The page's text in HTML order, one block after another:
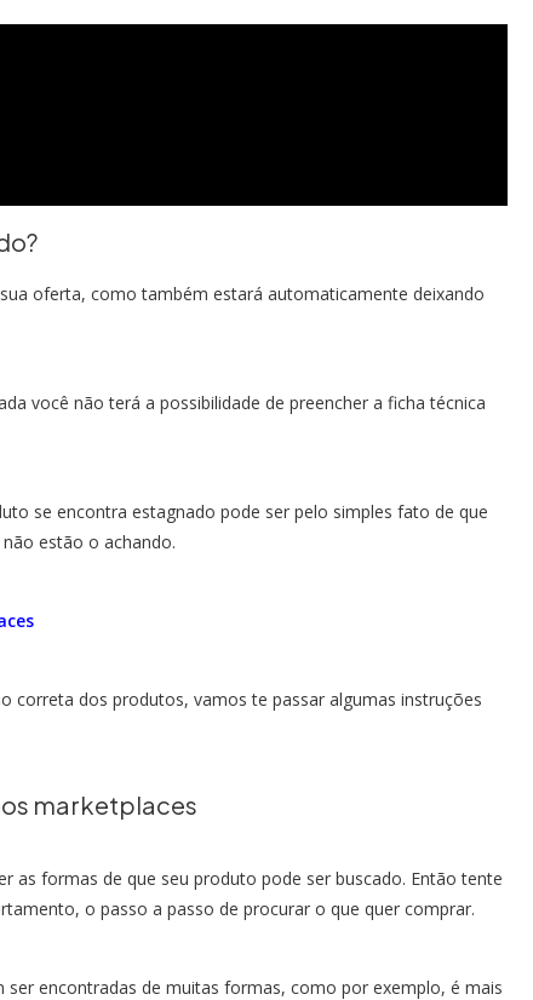
oferta, como também estará automaticamente deixando
você não terá a possibilidade de preencher a ficha técnica
se encontra estagnado pode ser pelo simples fato de que
estão o achando.
correta dos produtos, vamos te passar algumas instruções
marketplaces
as formas de que seu produto pode ser buscado. Então tente
o passo a passo de procurar o que quer comprar.
encontradas de muitas formas, como por exemplo, é mais